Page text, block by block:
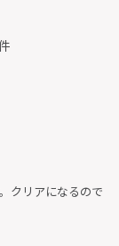
クリアになるので